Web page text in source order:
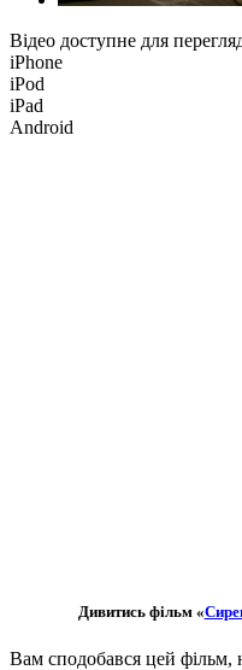
Відео доступне для
iPhone
iPod
iPad
Android
Дивитись фільм «
Вам сподобався цей фільм,